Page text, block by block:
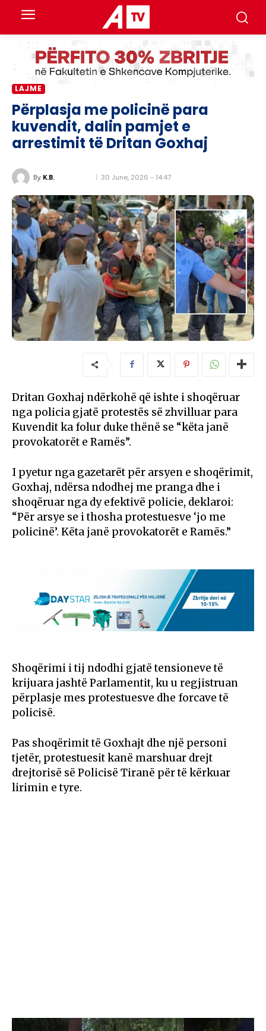
LAJME
Përplasja me policinë para
kuvendit, dalin pamjet e
arrestimit të Dritan Goxhaj
By K.B. 30 June, 2026 - 14:47
Dritan Goxhaj ndërkohë që ishte i shoqëruar
nga policia gjatë protestës së zhvilluar para
Kuvendit ka folur duke thënë se “këta janë
provokatorët e Ramës”.
I pyetur nga gazetarët për arsyen e shoqërimit,
Goxhaj, ndërsa ndodhej me pranga dhe i
shoqëruar nga dy efektivë policie, deklaroi:
“Për arsye se i thosha protestuesve ‘jo me
policinë’. Këta janë provokatorët e Ramës.”
Shoqërimi i tij ndodhi gjatë tensioneve të
krijuara jashtë Parlamentit, ku u regjistruan
përplasje mes protestuesve dhe forcave të
policisë.
Pas shoqërimit të Goxhajt dhe një personi
tjetër, protestuesit kanë marshuar drejt
drejtorisë së Policisë Tiranë për të kërkuar
lirimin e tyre.